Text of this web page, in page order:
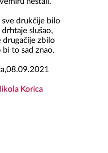
sve drukčije bilo
slušao,
drugačije zbilo
bi to sad znao.
Korica